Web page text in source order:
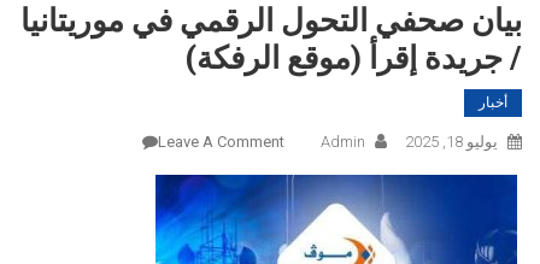
بيان صحفي التحول الرقمي في موريتانيا
/ جريدة إقرأ (موقع الرفكة)
أخبار
يوليو 18, 2025 Admin
Leave A Comment